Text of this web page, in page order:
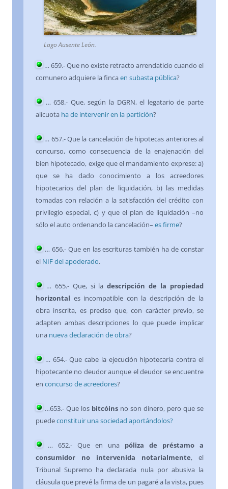
Lago Ausente León.
… 659.- Que no existe retracto arrendaticio cuando el
comunero adquiere la finca en subasta pública?
…658.- Que, según la DGRN, el legatario de parte
alícuota ha de intervenir en la partición?
… 657.- Que la cancelación de hipotecas anteriores al
concurso, como consecuencia de la enajenación del
bien hipotecado, exige que el mandamiento exprese: a)
que se ha dado conocimiento a los acreedores
hipotecarios del plan de liquidación, b) las medidas
tomadas con relación a la satisfacción del crédito con
privilegio especial, c) y que el plan de liquidación –no
sólo el auto ordenando la cancelación– es firme?
… 656.- Que en las escrituras también ha de constar
el NIF del apoderado.
… 655.- Que, si ladescripción de la propiedad
horizontal es incompatible con la descripción de la
obra inscrita, es preciso que, con carácter previo, se
adapten ambas descripciones lo que puede implicar
una nueva declaración de obra?
… 654.- Que cabe la ejecución hipotecaria contra el
hipotecante no deudor aunque el deudor se encuentre
en concurso de acreedores?
…653.- Que los bitcóins no son dinero, pero que se
puedeconstituir una sociedad aportándolos?
… 652.- Que en una póliza de préstamo a
consumidor no intervenida notarialmente, el
Tribunal Supremo ha declarada nula por abusiva la
cláusula que prevé la firma de un pagaré a la vista, pues